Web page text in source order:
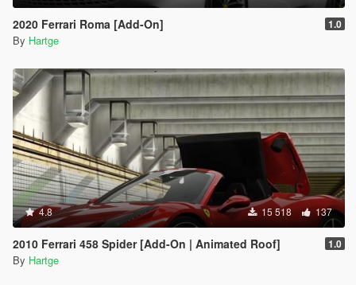
2020 Ferrari Roma [Add-On] 1.0
By Hartge
4.8 15 518 137
2010 Ferrari 458 Spider [Add-On | Animated Roof] 1.0
By Hartge